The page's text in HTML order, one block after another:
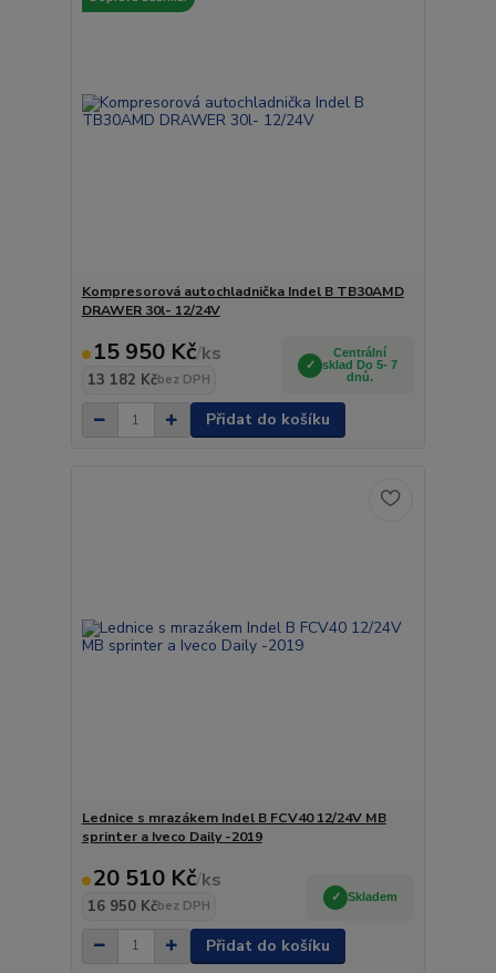
Kompresorová autochladnička Indel B TB30AMD
DRAWER 30l- 12/24V
15 950 Kč/ks
13 182 Kčbez DPH
Centrální
sklad Do 5- 7
dnů.
Přidat do košíku
Lednice s mrazákem Indel B FCV40 12/24V MB
sprinter a Iveco Daily -2019
20 510 Kč/ks
16 950 Kčbez DPH
Skladem
Přidat do košíku